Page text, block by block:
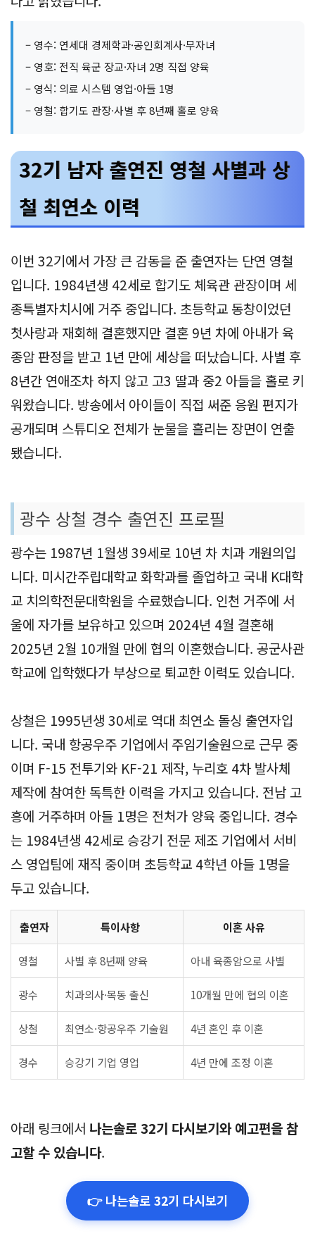
– 영수: 연세대 경제학과·공인회계사·무자녀
– 영호: 전직 육군 장교·자녀 2명 직접 양육
– 영식: 의료 시스템 영업·아들 1명
– 영철: 합기도 관장·사별 후 8년째 홀로 양육
32기 남자 출연진 영철 사별과 상
철 최연소 이력
이번 32기에서 가장 큰 감동을 준 출연자는 단연 영철
입니다. 1984년생 42세로 합기도 체육관 관장이며 세
종특별자치시에 거주 중입니다. 초등학교 동창이었던
첫사랑과 재회해 결혼했지만 결혼 9년 차에 아내가 육
종암 판정을 받고 1년 만에 세상을 떠났습니다. 사별 후
8년간 연애조차 하지 않고 고3 딸과 중2 아들을 홀로 키
워왔습니다. 방송에서 아이들이 직접 써준 응원 편지가
공개되며 스튜디오 전체가 눈물을 흘리는 장면이 연출
됐습니다.
광수 상철 경수 출연진 프로필
광수는 1987년 1월생 39세로 10년 차 치과 개원의입
니다. 미시간주립대학교 화학과를 졸업하고 국내 K대학
교 치의학전문대학원을 수료했습니다. 인천 거주에 서
울에 자가를 보유하고 있으며 2024년 4월 결혼해
2025년 2월 10개월 만에 협의 이혼했습니다. 공군사관
학교에 입학했다가 부상으로 퇴교한 이력도 있습니다.
상철은 1995년생 30세로 역대 최연소 돌싱 출연자입
니다. 국내 항공우주 기업에서 주임기술원으로 근무 중
이며 F-15 전투기와 KF-21 제작, 누리호 4차 발사체
제작에 참여한 독특한 이력을 가지고 있습니다. 전남 고
흥에 거주하며 아들 1명은 전처가 양육 중입니다. 경수
는 1984년생 42세로 승강기 전문 제조 기업에서 서비
스 영업팀에 재직 중이며 초등학교 4학년 아들 1명을
두고 있습니다.
출연자 특이사항 이혼 사유
영철 사별 후 8년째 양육 아내 육종암으로 사별
광수 치과의사·목동 출신 10개월 만에 협의 이혼
상철 최연소·항공우주 기술원 4년 혼인 후 이혼
경수 승강기 기업 영업 4년 만에 조정 이혼
아래 링크에서 나는솔로 32기 다시보기와 예고편을 참
고할 수 있습니다.
👉 나는솔로 32기 다시보기